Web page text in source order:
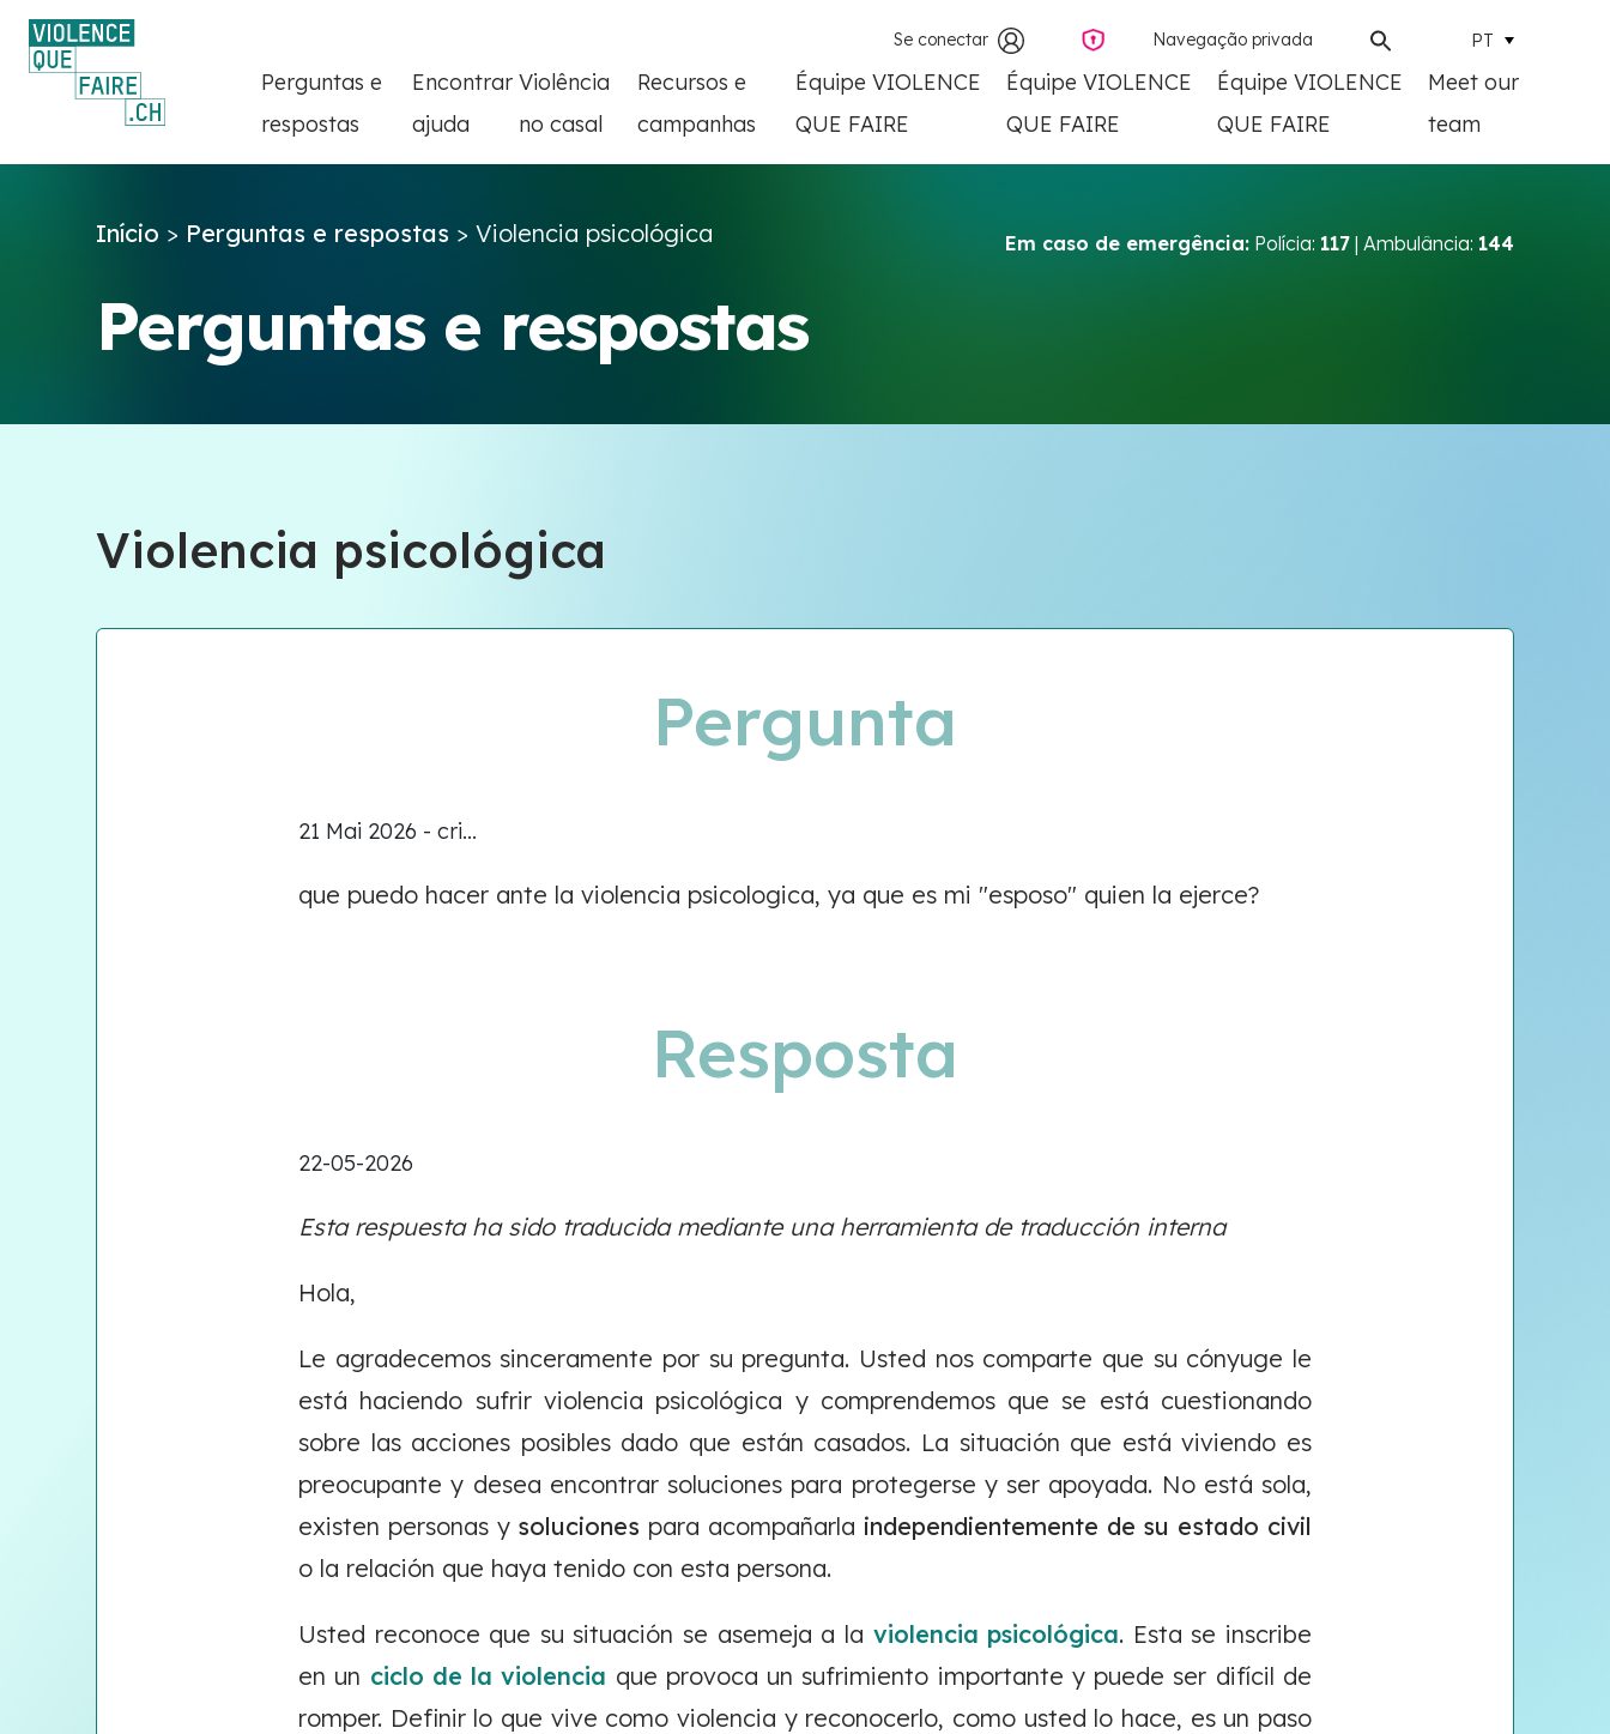
Se conectar Navegação privada PT
Perguntas e
respostas
Encontrar
ajuda
Violência
no casal
Recursos e
campanhas
Équipe VIOLENCE
QUE FAIRE
Équipe VIOLENCE
QUE FAIRE
Équipe VIOLENCE
QUE FAIRE
Meet our
team
Início > Perguntas e respostas > Violencia psicológica Em caso de emergência: Polícia: 117 | Ambulância: 144
Perguntas e respostas
Violencia psicológica
Pergunta
21 Mai 2026 - cri...
que puedo hacer ante la violencia psicologica, ya que es mi "esposo" quien la ejerce?
Resposta
22-05-2026
Esta respuesta ha sido traducida mediante una herramienta de traducción interna
Hola,
Le agradecemos sinceramente por su pregunta. Usted nos comparte que su cónyuge le
está haciendo sufrir violencia psicológica y comprendemos que se está cuestionando
sobre las acciones posibles dado que están casados. La situación que está viviendo es
preocupante y desea encontrar soluciones para protegerse y ser apoyada. No está sola,
existen personas y soluciones para acompañarla independientemente de su estado civil
o la relación que haya tenido con esta persona.
Usted reconoce que su situación se asemeja a la violencia psicológica. Esta se inscribe
en un ciclo de la violencia que provoca un sufrimiento importante y puede ser difícil de
romper. Definir lo que vive como violencia y reconocerlo, como usted lo hace, es un paso